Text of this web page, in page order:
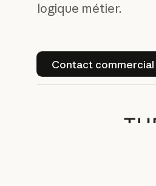
logique métier.
Contact commercial
Contact